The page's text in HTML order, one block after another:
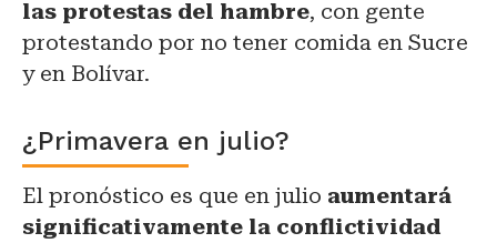
las protestas del hambre, con gente
protestando por no tener comida en Sucre
y en Bolívar.
¿Primavera en julio?
El pronóstico es que en julio aumentará
significativamente la conflictividad